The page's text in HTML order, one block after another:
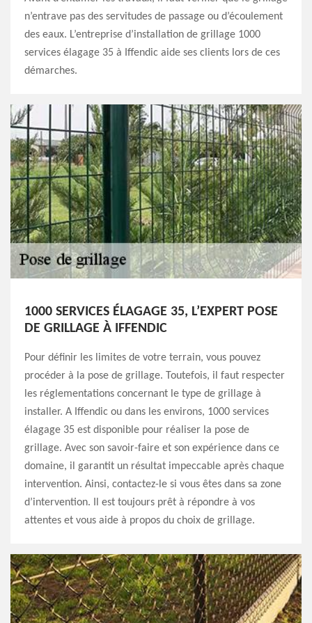
n’entrave pas des servitudes de passage ou d’écoulement
des eaux. L’entreprise d’installation de grillage 1000
services élagage 35 à Iffendic aide ses clients lors de ces
démarches.
1000 SERVICES ÉLAGAGE 35, L’EXPERT POSE
DE GRILLAGE À IFFENDIC
Pour définir les limites de votre terrain, vous pouvez
procéder à la pose de grillage. Toutefois, il faut respecter
les réglementations concernant le type de grillage à
installer. A Iffendic ou dans les environs, 1000 services
élagage 35 est disponible pour réaliser la pose de
grillage. Avec son savoir-faire et son expérience dans ce
domaine, il garantit un résultat impeccable après chaque
intervention. Ainsi, contactez-le si vous êtes dans sa zone
d’intervention. Il est toujours prêt à répondre à vos
attentes et vous aide à propos du choix de grillage.